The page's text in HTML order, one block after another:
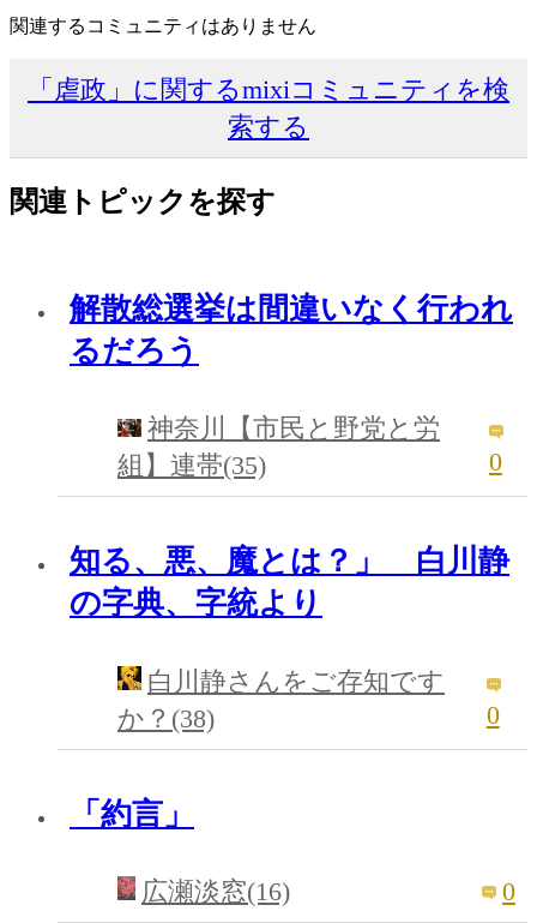
関連するコミュニティはありません
「虐政」に関するmixiコミュニティを検
索する
関連トピックを探す
解散総選挙は間違いなく行われ
るだろう
神奈川【市民と野党と労
組】連帯(35)
0
知る、悪、魔とは？」 白川静
の字典、字統より
白川静さんをご存知です
か？(38)
0
「約言」
広瀬淡窓(16) 0